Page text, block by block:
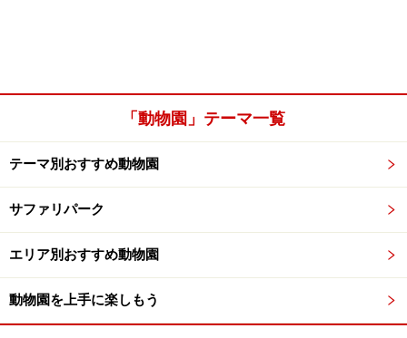
「動物園」テーマ一覧
テーマ別おすすめ動物園
サファリパーク
エリア別おすすめ動物園
動物園を上手に楽しもう